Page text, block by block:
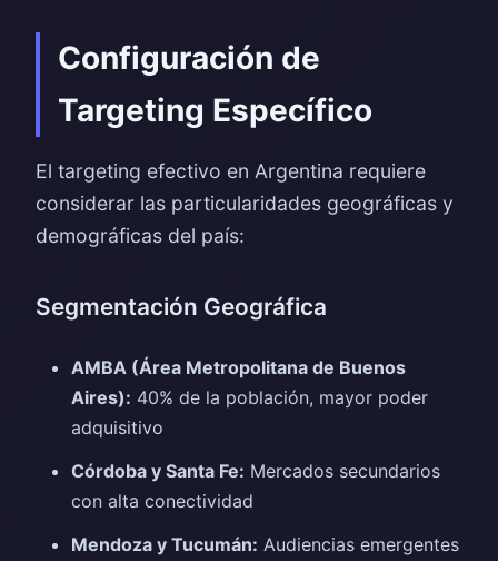
Configuración de
Targeting Específico
El targeting efectivo en Argentina requiere
considerar las particularidades geográficas y
demográficas del país:
Segmentación Geográfica
AMBA (Área Metropolitana de Buenos
Aires): 40% de la población, mayor poder
adquisitivo
Córdoba y Santa Fe: Mercados secundarios
con alta conectividad
Mendoza y Tucumán: Audiencias emergentes